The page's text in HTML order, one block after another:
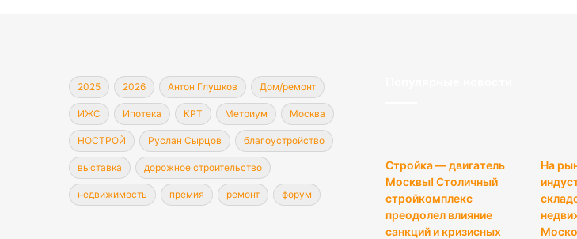
2025 2026 Антон Глушков Дом/ремонт
ИЖС Ипотека КРТ Метриум Москва
НОСТРОЙ Руслан Сырцов благоустройство
выставка дорожное строительство
недвижимость премия ремонт форум
Стройка — двигатель
Москвы! Столичный
стройкомплекс
преодолел влияние
санкций и кризисных
На